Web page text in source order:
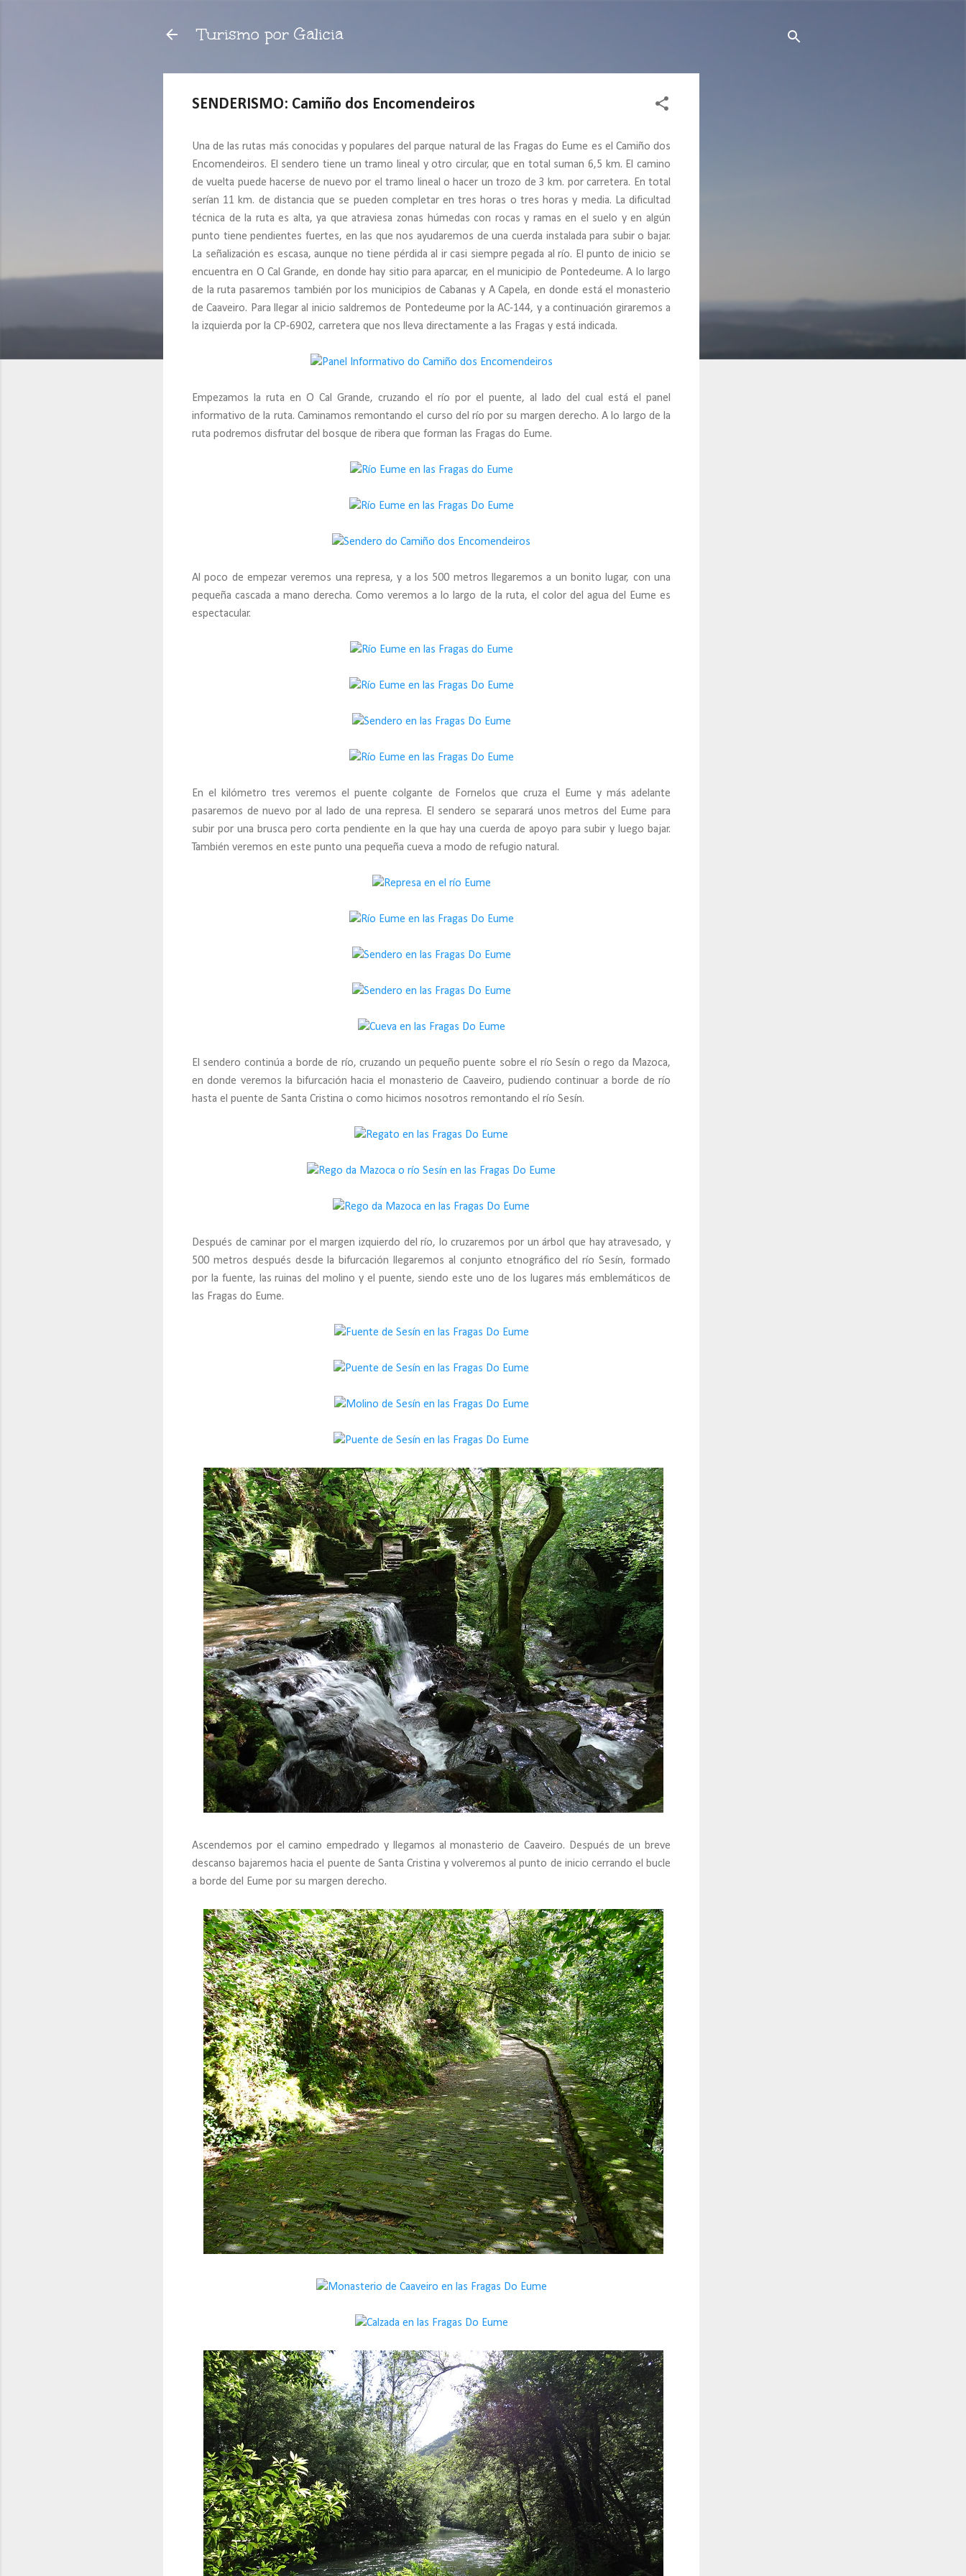
Turismo por Galicia
SENDERISMO: Camiño dos Encomendeiros
Una de las rutas más conocidas y populares del parque natural de las Fragas do Eume es el Camiño dos
Encomendeiros. El sendero tiene un tramo lineal y otro circular, que en total suman 6,5 km. El camino
de vuelta puede hacerse de nuevo por el tramo lineal o hacer un trozo de 3 km. por carretera. En total
serían 11 km. de distancia que se pueden completar en tres horas o tres horas y media. La dificultad
técnica de la ruta es alta, ya que atraviesa zonas húmedas con rocas y ramas en el suelo y en algún
punto tiene pendientes fuertes, en las que nos ayudaremos de una cuerda instalada para subir o bajar.
La señalización es escasa, aunque no tiene pérdida al ir casi siempre pegada al río. El punto de inicio se
encuentra en O Cal Grande, en donde hay sitio para aparcar, en el municipio de Pontedeume. A lo largo
de la ruta pasaremos también por los municipios de Cabanas y A Capela, en donde está el monasterio
de Caaveiro. Para llegar al inicio saldremos de Pontedeume por la AC-144, y a continuación giraremos a
la izquierda por la CP-6902, carretera que nos lleva directamente a las Fragas y está indicada.
Empezamos la ruta en O Cal Grande, cruzando el río por el puente, al lado del cual está el panel
informativo de la ruta. Caminamos remontando el curso del río por su margen derecho. A lo largo de la
ruta podremos disfrutar del bosque de ribera que forman las Fragas do Eume.
Al poco de empezar veremos una represa, y a los 500 metros llegaremos a un bonito lugar, con una
pequeña cascada a mano derecha. Como veremos a lo largo de la ruta, el color del agua del Eume es
espectacular.
En el kilómetro tres veremos el puente colgante de Fornelos que cruza el Eume y más adelante
pasaremos de nuevo por al lado de una represa. El sendero se separará unos metros del Eume para
subir por una brusca pero corta pendiente en la que hay una cuerda de apoyo para subir y luego bajar.
También veremos en este punto una pequeña cueva a modo de refugio natural.
El sendero continúa a borde de río, cruzando un pequeño puente sobre el río Sesín o rego da Mazoca,
en donde veremos la bifurcación hacia el monasterio de Caaveiro, pudiendo continuar a borde de río
hasta el puente de Santa Cristina o como hicimos nosotros remontando el río Sesín.
Después de caminar por el margen izquierdo del río, lo cruzaremos por un árbol que hay atravesado, y
500 metros después desde la bifurcación llegaremos al conjunto etnográfico del río Sesín, formado
por la fuente, las ruinas del molino y el puente, siendo este uno de los lugares más emblemáticos de
las Fragas do Eume.
Ascendemos por el camino empedrado y llegamos al monasterio de Caaveiro. Después de un breve
descanso bajaremos hacia el puente de Santa Cristina y volveremos al punto de inicio cerrando el bucle
a borde del Eume por su margen derecho.